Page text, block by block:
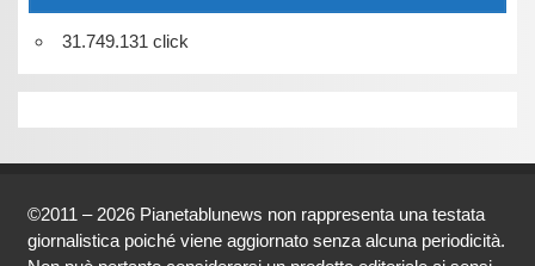
31.749.131 click
©2011 – 2026 Pianetablunews non rappresenta una testata
giornalistica poiché viene aggiornato senza alcuna periodicità.